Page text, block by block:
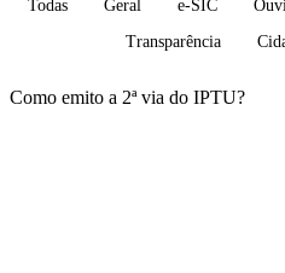
Todas Geral e-SIC
Transparência
Como emito a 2ª via do IPTU?